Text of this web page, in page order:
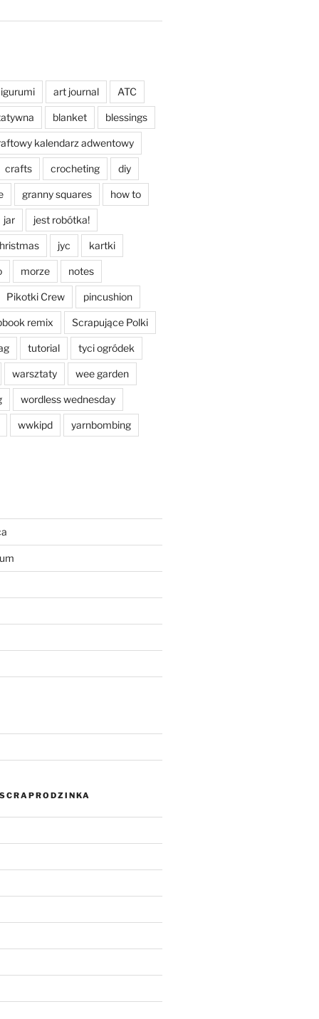
art journal ATC
blanket blessings
kalendarz adwentowy
crafts crocheting diy
granny squares how to
jar jest robótka!
jyc kartki
morze notes
Pikotki Crew pincushion
remix Scrapujące Polki
tutorial tyci ogródek
warsztaty wee garden
wordless wednesday
wwkipd yarnbombing